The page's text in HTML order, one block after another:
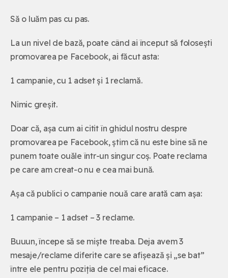
Să o luăm pas cu pas.
La un nivel de bază, poate când ai început să folosești
promovarea pe Facebook, ai făcut asta:
1 campanie, cu 1 adset și 1 reclamă.
Nimic greșit.
Doar că, așa cum ai citit în ghidul nostru despre
promovarea pe Facebook, știm că nu este bine să ne
punem toate ouăle într-un singur coș. Poate reclama
pe care am creat-o nu e cea mai bună.
Așa că publici o campanie nouă care arată cam așa:
1 campanie – 1 adset – 3 reclame.
Buuun, începe să se miște treaba. Deja avem 3
mesaje/reclame diferite care se afișează și „se bat”
între ele pentru poziția de cel mai eficace.